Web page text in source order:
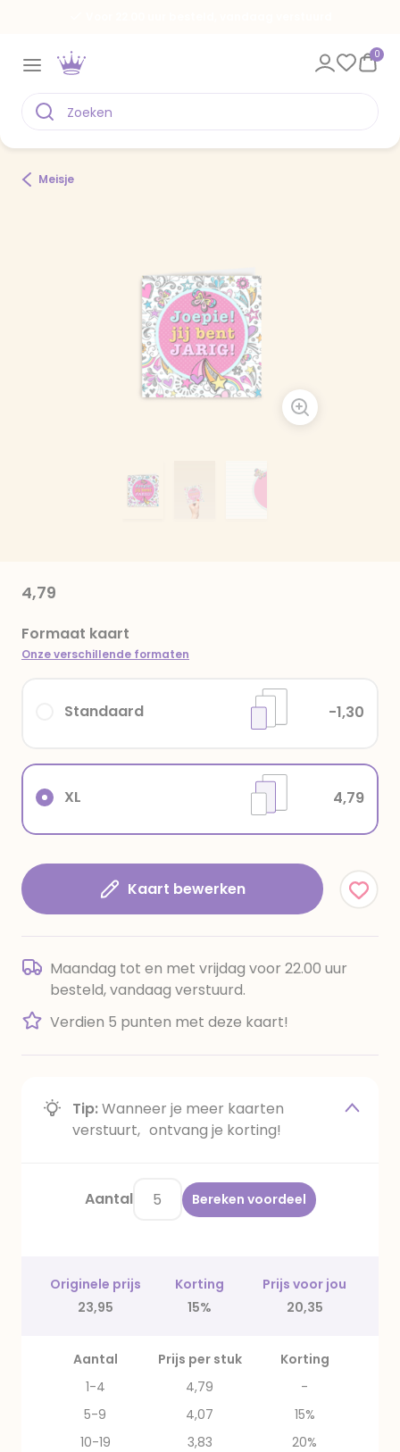
0
Meisje
4,79
Formaat kaart
Onze verschillende formaten
XL 4,79
Standaard -1,30
Kaart bewerken
Maandag tot en met vrijdag voor 22.00 uur
besteld, vandaag verstuurd.
Verdien 5 punten met deze kaart!
Tip:Wanneer je meer kaarten
verstuurt, ontvang je korting!
Aantal Bereken voordeel
Originele prijs Korting
Prijs voor jou
23,95
15% 20,35
Aantal Prijs per stuk
Korting
1-4
4,79
-
5-9
4,07
15%
10-19
3,83
20%